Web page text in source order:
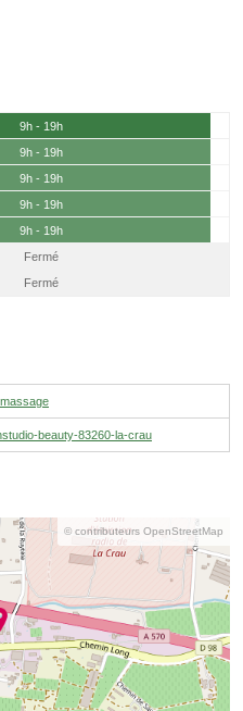
9h - 19h
9h - 19h
9h - 19h
9h - 19h
9h - 19h
Fermé
Fermé
beauty-83260-la-crau
© contributeurs OpenStreetMap